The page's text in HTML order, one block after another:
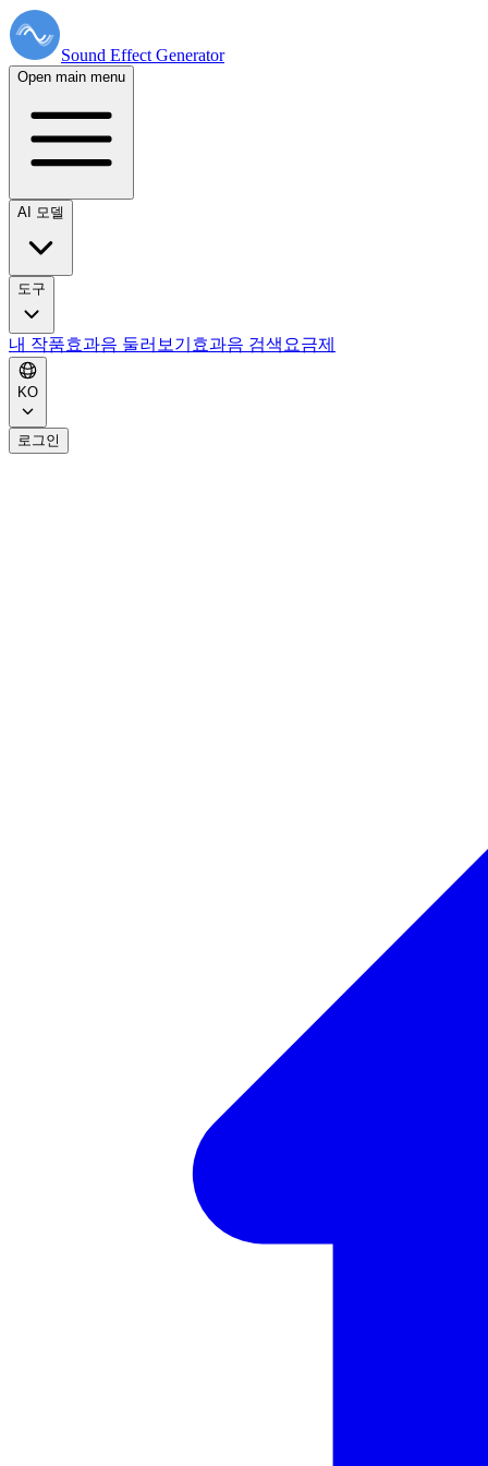
Sound Effect Generator
Open main menu
AI 모델
도구
내 작품효과음 둘러보기 효과음 검색 요금제
KO
로그인